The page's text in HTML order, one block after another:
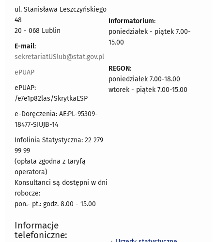
ul. Stanisława Leszczyńskiego
48
20 - 068 Lublin
E-mail:
sekretariatUSlub@stat.gov.pl
ePUAP
ePUAP:
/e7e1p82las/SkrytkaESP
e-Doręczenia: AE:PL-95309-
18477-SIUJB-14
Infolinia Statystyczna: 22 279
99 99
(opłata zgodna z taryfą
operatora)
Konsultanci są dostępni w dni
robocze:
pon.- pt.: godz. 8.00 - 15.00
Informatorium:
poniedziałek - piątek 7.00-
15.00
REGON:
poniedziałek 7.00-18.00
wtorek - piątek 7.00-15.00
Informacje
telefoniczne: